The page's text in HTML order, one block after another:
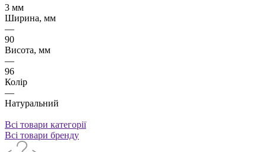
3 мм
Ширина, мм
—
90
Висота, мм
—
96
Колір
—
Натуральний
Всі товари категорії
Всі товари бренду